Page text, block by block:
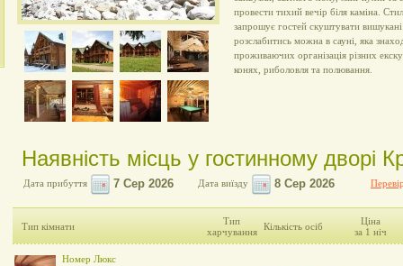
провести тихий вечір біля каміна.
запрошує гостей скуштувати вишукані
розслабитись можна в сауні, яка
проживаючих організація різних
конях, риболовля та полювання.
Наявність місць у гостинному дворі
Дата прибуття Дата виїзду
Тип кімнати
Тип
харчування
Кількість осіб
Ціна
за 1 ніч
Номер Люкс